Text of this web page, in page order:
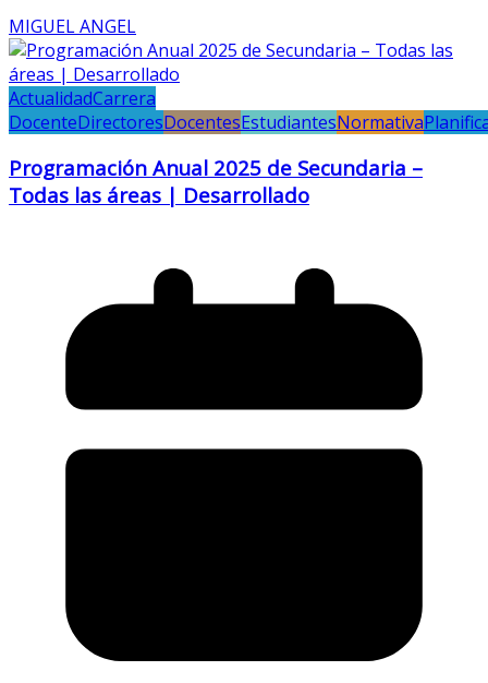
MIGUEL ANGEL
ActualidadCarrera
DocenteDirectoresDocentesEstudiantesNormativa
Programación Anual 2025 de Secundaria –
Todas las áreas | Desarrollado